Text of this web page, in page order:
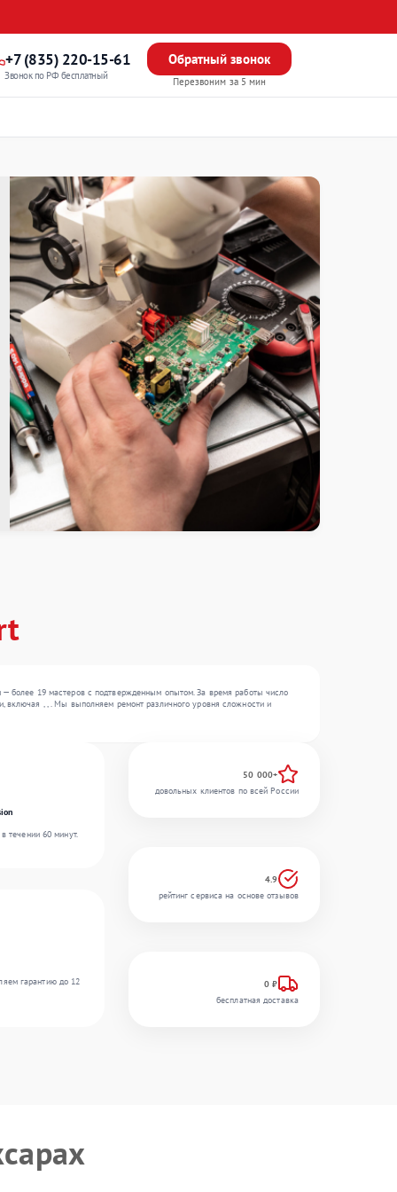
+7 (835) 220-15-61
Звонок по РФ бесплатный
Обратный звонок
Перезвоним за 5 мин
более 19 мастеров с подтвержденным опытом. За время работы число
, , . Мы выполняем ремонт различного уровня сложности и
течении 60 минут.
гарантию до 12
50 000+
довольных клиентов по всей России
4.9
рейтинг сервиса на основе отзывов
0 ₽
бесплатная доставка